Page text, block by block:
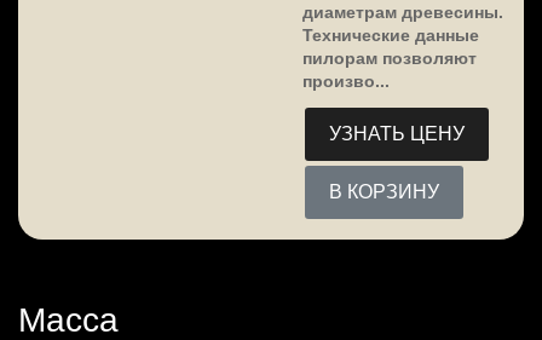
диаметрам древесины.
Технические данные
пилорам позволяют
произво...
УЗНАТЬ ЦЕНУ
В КОРЗИНУ
Масса